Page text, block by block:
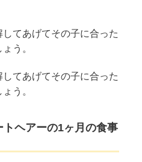
てあげてその子に合った
う。
てあげてその子に合った
う。
ヘアーの1ヶ月の食事